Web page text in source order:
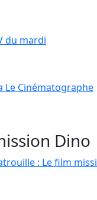
du mardi
Le Cinématographe
Dino
: Le film